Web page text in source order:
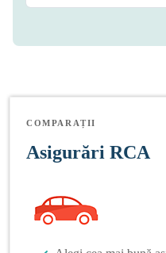
COMPARAȚII
Asigurări RCA